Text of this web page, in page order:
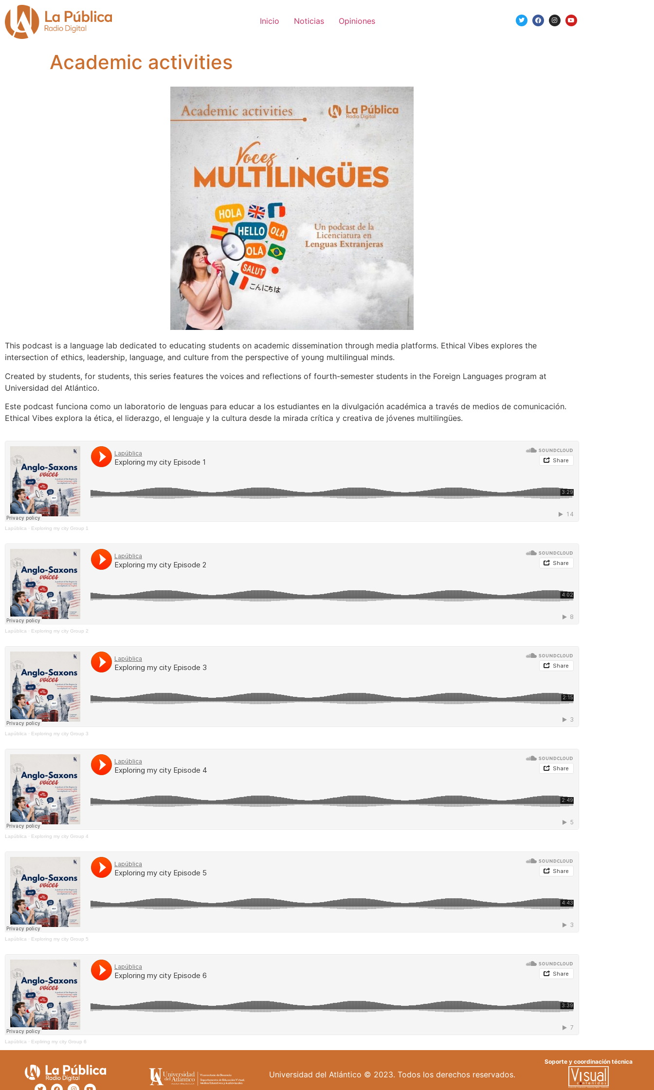
Inicio Noticias Opiniones
Academic activities
This podcast is a language lab dedicated to educating students on academic dissemination through media platforms. Ethical Vibes explores the
intersection of ethics, leadership, language, and culture from the perspective of young multilingual minds.
Created by students, for students, this series features the voices and reflections of fourth-semester students in the Foreign Languages program at
Universidad del Atlántico.
Este podcast funciona como un laboratorio de lenguas para educar a los estudiantes en la divulgación académica a través de medios de comunicación.
Ethical Vibes explora la ética, el liderazgo, el lenguaje y la cultura desde la mirada crítica y creativa de jóvenes multilingües.
Lapública · Exploring my city Group 1
Lapública · Exploring my city Group 2
Lapública · Exploring my city Group 3
Lapública · Exploring my city Group 4
Lapública · Exploring my city Group 5
Lapública · Expliring my city Group 6
Universidad del Atlántico © 2023. Todos los derechos reservados.
Soporte y coordinación técnica